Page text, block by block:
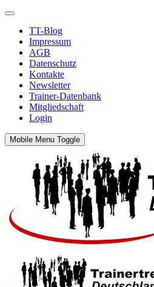
TT-Blog
Impressum
AGB
Datenschutz
Kontakte
Newsletter
Trainer-Datenbank
Mitgliedschaft
Login
Mobile Menu Toggle